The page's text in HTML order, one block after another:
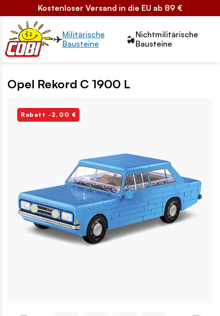
Kostenloser Versand in die EU ab 89 €
Przełącznik segmentów2
Militärische
Bausteine
Nichtmilitärische
Bausteine
Opel Rekord C 1900 L
Rabatt -2,00 €